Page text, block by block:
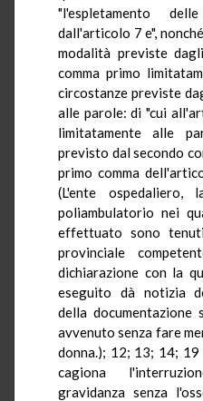
"l'espletamento
dall'articolo 7 e",
modalità previste
comma primo
circostanze previste
alle parole: di "cui
limitatamente alle
previsto dal secondo
primo comma
(L'ente
poliambulatorio nei
effettuato sono
provinciale
dichiarazione con la
eseguito dà notizia
della documentazione
avvenuto senza fare
donna.); 12; 13; 14; 19
cagiona
gravidanza senza